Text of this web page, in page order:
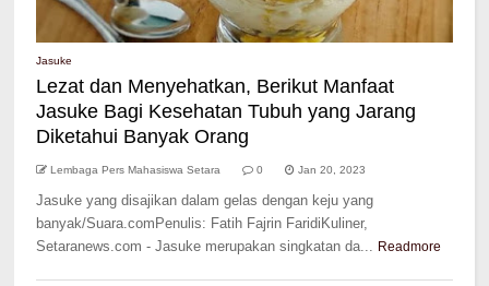
Jasuke
Lezat dan Menyehatkan, Berikut Manfaat
Jasuke Bagi Kesehatan Tubuh yang Jarang
Diketahui Banyak Orang
Lembaga Pers Mahasiswa Setara 0 Jan 20, 2023
Jasuke yang disajikan dalam gelas dengan keju yang
banyak/Suara.comPenulis: Fatih Fajrin FaridiKuliner,
Setaranews.com - Jasuke merupakan singkatan da... Readmore